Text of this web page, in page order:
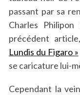
passant par sa
Charles
précédent
Lundis du Figaro »
se caricature lui-
Cependant la
c
h
f
o
: